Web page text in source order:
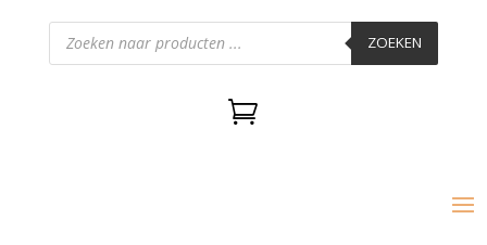
Producten
zoeken ZOEKEN
